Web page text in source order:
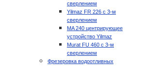
сверлением
Yilmaz FR 226 с 3-м
сверлением
MA 240 центрирующее
устройство Yilmaz
Murat FU 460 с 3-м
сверлением
Фрезеровка водоотливных